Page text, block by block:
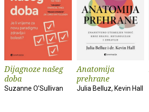
Dijagnoze našeg
doba
Suzanne O’Sullivan
Anatomija
prehrane
Julia Belluz, Kevin Hall